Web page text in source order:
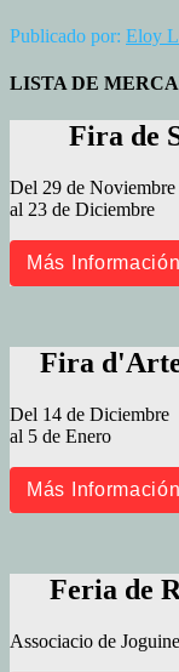
Publicado por: Eloy
LISTA DE
Fira de
Del 29 de Noviembre
al 23 de Diciembre
Más Información
Fira
Del 14 de Diciembre
al 5 de Enero
Más Información
Feria de
Associacio de